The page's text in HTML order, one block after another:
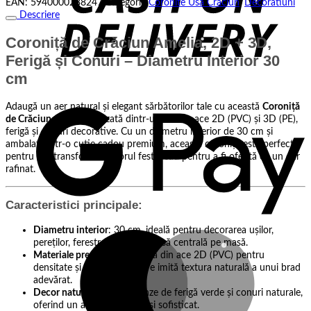
2D
+
Ferigă
și
Conuri
EAN: 5940000238247 Categorii:Coronite Usa Craciun , Decoratiuni
Descriere
Coroniță de Crăciun Amelia, 2D + 3D,
Ferigă și Conuri – Diametru Interior 30
cm
Adaugă un aer natural și elegant sărbătorilor tale cu această Coroniță
de Crăciun Amelia
, realizată dintr-un mix de ace 2D (PVC) și 3D (PE),
ferigă și conuri decorative. Cu un diametru interior de 30 cm și
ambalată într-o cutie cadou premium, această coroniță este perfectă
pentru a-ți transforma decorul festiv sau pentru a fi oferită ca un dar
rafinat.
Caracteristici principale:
Diametru interior: 30 cm, ideală pentru decorarea ușilor,
pereților, ferestrelor sau ca piesă centrală pe masă.
Materiale premium
: Realizată din ace 2D (PVC) pentru
densitate și ace 3D (PE) care imită textura naturală a unui brad
adevărat.
Decor natural
: Include frunze de ferigă verde și conuri naturale,
oferind un aspect autentic și sofisticat.